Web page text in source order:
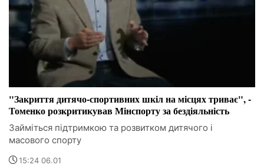
"Закриття дитячо-спортивних шкіл на місцях триває", -
Томенко розкритикував Мінспорту за бездіяльність
Займіться підтримкою та розвитком дитячого і
масового спорту
15:24 06.01